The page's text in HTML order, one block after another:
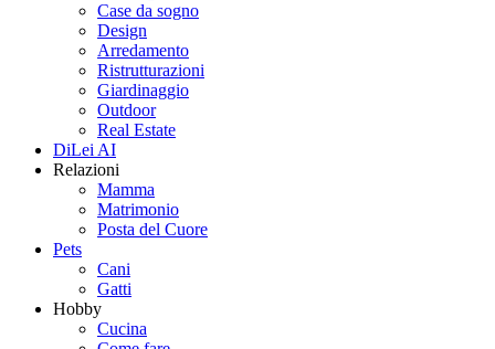
Case da sogno
Design
Arredamento
Ristrutturazioni
Giardinaggio
Outdoor
Real Estate
DiLei AI
Relazioni
Mamma
Matrimonio
Posta del Cuore
Pets
Cani
Gatti
Hobby
Cucina